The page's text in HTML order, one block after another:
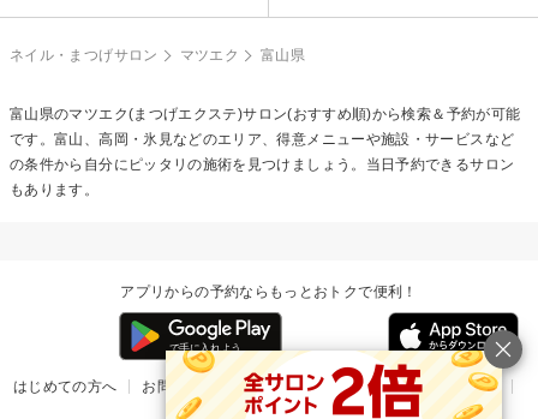
ネイル・まつげサロン マツエク 富山県
富山県のマツエク(まつげエクステ)サロン(おすすめ順)から検索＆予約が可能
です。富山、高岡・氷見などのエリア、得意メニューや施設・サービスなど
の条件から自分にピッタリの施術を見つけましょう。当日予約できるサロン
もあります。
アプリからの予約ならもっとおトクで便利！
はじめての方へ お問い合わせ ヘルプ リリース情報
利用規約
掲載ご希望のサロン様